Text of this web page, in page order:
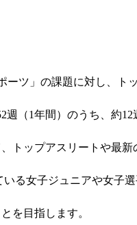
ーツ」の課題に対し、ト
（1年間）のうち、約
トップアスリートや最
る女子ジュニアや女子
を目指します。